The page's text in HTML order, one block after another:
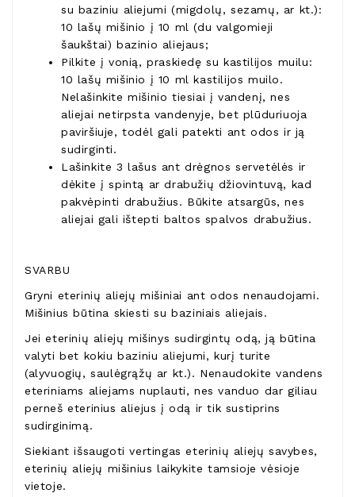
su baziniu aliejumi (migdolų, sezamų, ar kt.):
10 lašų mišinio į 10 ml (du valgomieji
šaukštai) bazinio aliejaus;
Pilkite į vonią, praskiedę su kastilijos muilu:
10 lašų mišinio į 10 ml kastilijos muilo.
Nelašinkite mišinio tiesiai į vandenį, nes
aliejai netirpsta vandenyje, bet plūduriuoja
paviršiuje, todėl gali patekti ant odos ir ją
sudirginti.
Lašinkite 3 lašus ant drėgnos servetėlės ir
dėkite į spintą ar drabužių džiovintuvą, kad
pakvėpinti drabužius. Būkite atsargūs, nes
aliejai gali ištepti baltos spalvos drabužius.
SVARBU
Gryni eterinių aliejų mišiniai ant odos nenaudojami.
Mišinius būtina skiesti su baziniais aliejais.
Jei eterinių aliejų mišinys sudirgintų odą, ją būtina
valyti bet kokiu baziniu aliejumi, kurį turite
(alyvuogių, saulėgrąžų ar kt.). Nenaudokite vandens
eteriniams aliejams nuplauti, nes vanduo dar giliau
perneš eterinius aliejus į odą ir tik sustiprins
sudirginimą.
Siekiant išsaugoti vertingas eterinių aliejų savybes,
eterinių aliejų mišinius laikykite tamsioje vėsioje
vietoje.